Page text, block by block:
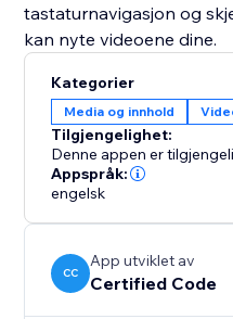
tastaturnavigasjon og
kan nyte videoene dine.
Kategorier
Media og innhold
Tilgjengelighet:
Denne appen er
Appspråk:
engelsk
CC
App utviklet av
Certified Code